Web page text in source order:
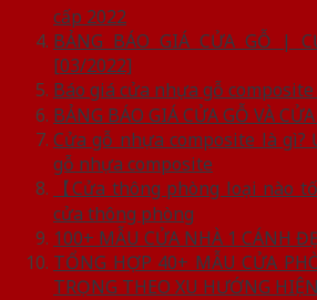
cấp 2022
BẢNG BÁO GIÁ CỬA GỖ |
[03/2022]
Báo giá cửa nhựa gỗ composite
BẢNG BÁO GIÁ CỬA GỖ VÀ
Cửa gỗ nhựa composite là
gỗ nhựa composite
【Cửa thông phòng loại nào
cửa thông phòng
100+ MẪU CỬA NHÀ 1 CÁNH
TỔNG HỢP 40+ MẪU CỬA
TRỌNG THEO XU HƯỚNG